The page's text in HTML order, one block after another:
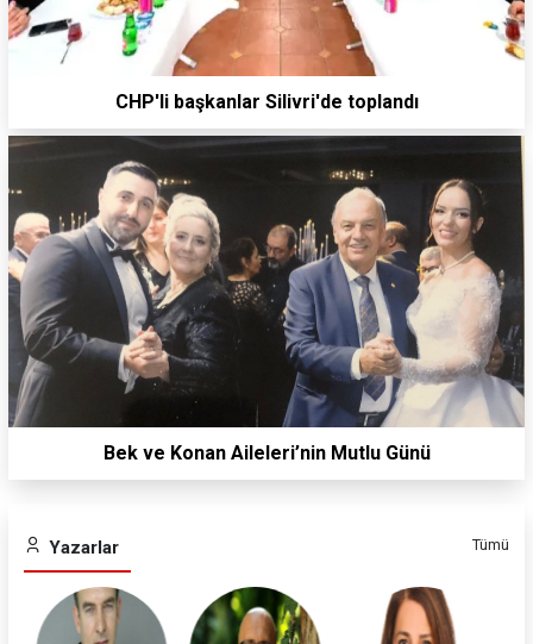
CHP'li başkanlar Silivri'de toplandı
Bek ve Konan Aileleri’nin Mutlu Günü
Yazarlar Tümü